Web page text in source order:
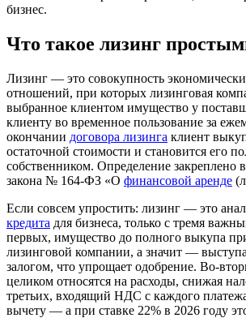
бизнес.
Что такое лизинг
Лизинг — это совокупность
отношений, при которых лизинговая
выбранное клиентом имущество у
клиенту во временное пользование за
окончании договора лизинга клиент
остаточной стоимости и становится его
собственником. Определение закреплено
закона № 164-ФЗ «О финансовой аренде
Если совсем упростить: лизинг — это
кредита для бизнеса, только с тремя
первых, имущество до полного выкупа
лизинговой компании, а значит —
залогом, что упрощает одобрение. Во-
целиком относятся на расходы, снижая
третьих, входящий НДС с каждого
вычету — а при ставке 22% в 2026 году